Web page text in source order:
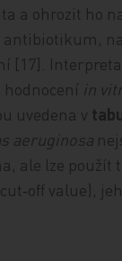
a ohrozit ho
[17].
in
uvedena v
aeruginosa
ale lze použít
value),